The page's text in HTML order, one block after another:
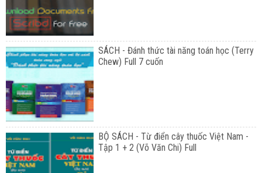
SÁCH - Đánh thức tài năng toán học (Terry
Chew) Full 7 cuốn
BỘ SÁCH - Từ điển cây thuốc Việt Nam -
Tập 1 + 2 (Võ Văn Chi) Full